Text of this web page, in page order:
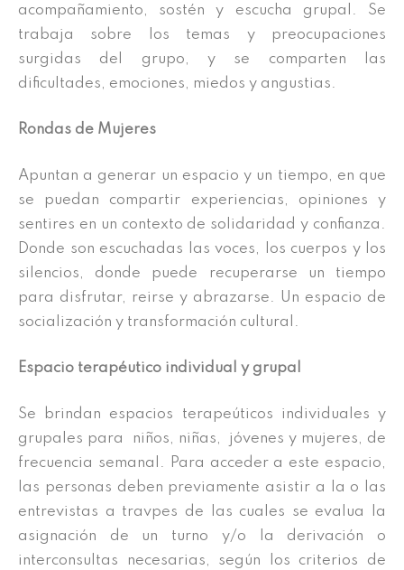
acompañamiento, sostén y escucha grupal. Se
trabaja sobre los temas y preocupaciones
surgidas del grupo, y se comparten las
dificultades, emociones, miedos y angustias.
Rondas de Mujeres
Apuntan a generar un espacio y un tiempo, en que
se puedan compartir experiencias, opiniones y
sentires en un contexto de solidaridad y confianza.
Donde son escuchadas las voces, los cuerpos y los
silencios, donde puede recuperarse un tiempo
para disfrutar, reirse y abrazarse. Un espacio de
socialización y transformación cultural.
Espacio terapéutico individual y grupal
Se brindan espacios terapeúticos individuales y
grupales para niños, niñas, jóvenes y mujeres, de
frecuencia semanal. Para acceder a este espacio,
las personas deben previamente asistir a la o las
entrevistas a travpes de las cuales se evalua la
asignación de un turno y/o la derivación o
interconsultas necesarias, según los criterios de